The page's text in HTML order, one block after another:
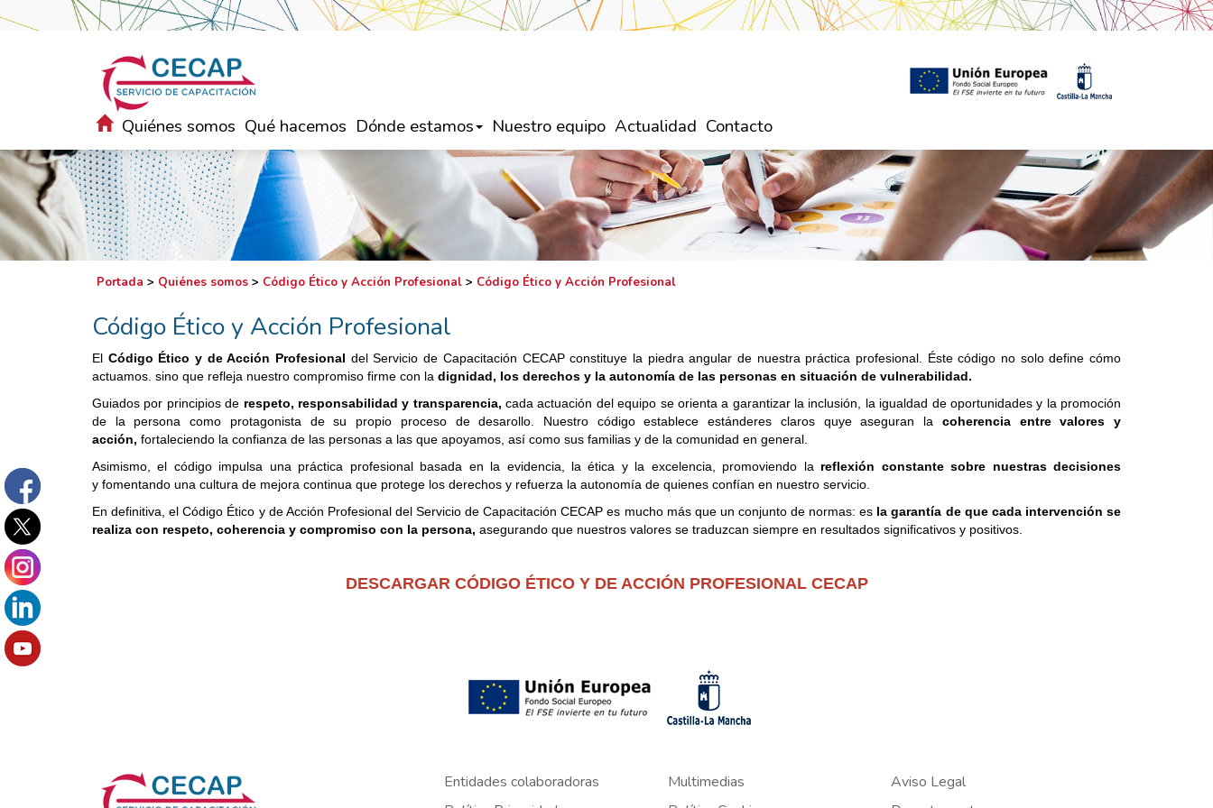
Quiénes somos Qué hacemos Dónde estamos Nuestro equipo Actualidad Contacto
Portada > Quiénes somos > Código Ético y Acción Profesional > Código Ético y Acción Profesional
Código Ético y Acción Profesional
El Código Ético y de Acción Profesional del Servicio de Capacitación CECAP constituye la piedra angular de nuestra práctica profesional. Éste código no solo define cómo
actuamos. sino que refleja nuestro compromiso firme con la dignidad, los derechos y la autonomía de las personas en situación de vulnerabilidad.
Guiados por principios de respeto, responsabilidad y transparencia, cada actuación del equipo se orienta a garantizar la inclusión, la igualdad de oportunidades y la promoción
de la persona como protagonista de su propio proceso de desarollo. Nuestro código establece estánderes claros quye aseguran la coherencia entre valores y
acción, fortaleciendo la confianza de las personas a las que apoyamos, así como sus familias y de la comunidad en general.
Asimismo, el código impulsa una práctica profesional basada en la evidencia, la ética y la excelencia, promoviendo la reflexión constante sobre nuestras decisiones
y fomentando una cultura de mejora continua que protege los derechos y refuerza la autonomía de quienes confían en nuestro servicio.
En definitiva, el Código Ético y de Acción Profesional del Servicio de Capacitación CECAP es mucho más que un conjunto de normas: es la garantía de que cada intervención se
realiza con respeto, coherencia y compromiso con la persona, asegurando que nuestros valores se traduzcan siempre en resultados significativos y positivos.
DESCARGAR CÓDIGO ÉTICO Y DE ACCIÓN PROFESIONAL CECAP
Entidades colaboradoras Multimedias
Aviso Legal